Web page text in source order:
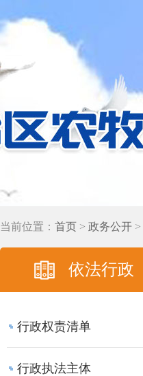
当前位置： 首页 > 政务公开 >
依法行政
行政权责清单
行政执法主体